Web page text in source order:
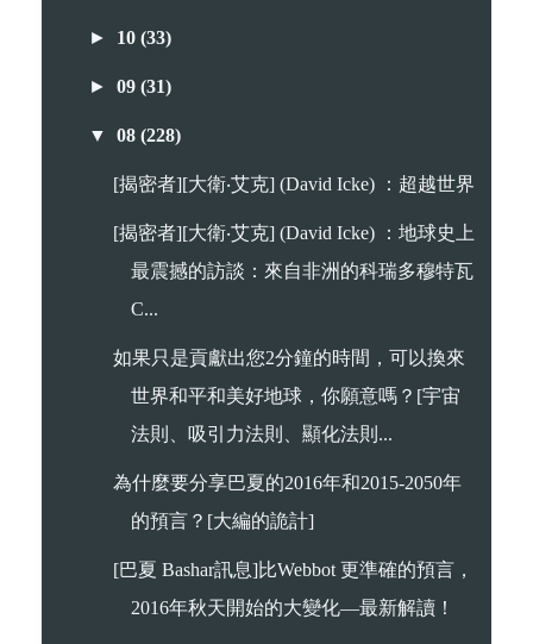
► 10(33)
►09(31)
▼08(228)
[揭密者][大衛‧艾克] (David Icke) ：超越世界
[揭密者][大衛‧艾克] (David Icke) ：地球史上
最震撼的訪談：來自非洲的科瑞多穆特瓦
C...
如果只是貢獻出您2分鐘的時間，可以換來
世界和平和美好地球，你願意嗎？[宇宙
法則、吸引力法則、顯化法則...
為什麼要分享巴夏的2016年和2015-2050年
的預言？[大編的詭計]
[巴夏 Bashar訊息]比Webbot 更準確的預言，
2016年秋天開始的大變化—最新解讀！